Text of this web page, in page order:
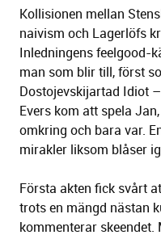
Kollisionen mellan
naivism och Lagerlöfs
Inledningens feelgood-
man som blir till, först
Dostojevskijartad Idiot
Evers kom att spela
omkring och bara var.
mirakler liksom blåser
Första akten fick svårt
trots en mängd nästan
kommenterar